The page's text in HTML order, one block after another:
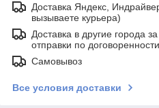
Доставка Яндекс,
вызываете курьера)
Доставка в другие города
отправки по
Самовывоз
Все условия доставки